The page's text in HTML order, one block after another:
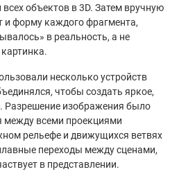
объектов в 3D. Затем вручную
и форму каждого фрагмента,
в реальность, а не
несколько устройств
чтобы создать яркое,
Разрешение изображения было
между всеми проекциями
рельефе и движущихся ветвях
переходы между сценами,
в представлении.